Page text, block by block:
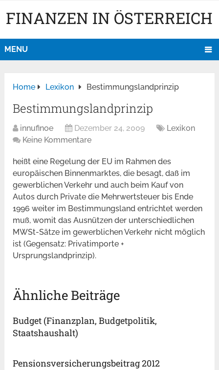
FINANZEN IN ÖSTERREICH
MENU
Home Lexikon Bestimmungslandprinzip
Bestimmungslandprinzip
innufinoe Dezember 24, 2009
Lexikon
Keine Kommentare
heißt eine Regelung der EU im Rahmen des
europäischen Binnenmarktes, die besagt, daß im
gewerblichen Verkehr und auch beim Kauf von
Autos durch Private die Mehrwertsteuer bis Ende
1996 weiter im Bestimmungsland entrichtet werden
muß, womit das Ausnützen der unterschiedlichen
MWSt-Sätze im gewerblichen Verkehr nicht möglich
ist (Gegensatz: Privatimporte +
Ursprungslandprinzip).
Ähnliche Beiträge
Budget (Finanzplan, Budgetpolitik,
Staatshaushalt)
Pensionsversicherungsbeitrag 2012